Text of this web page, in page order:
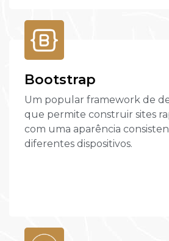
Bootstrap
Um popular framework de
que permite construir sites
com uma aparência
diferentes dispositivos.